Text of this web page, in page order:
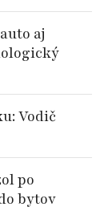
aj
Vodič
po
bytov